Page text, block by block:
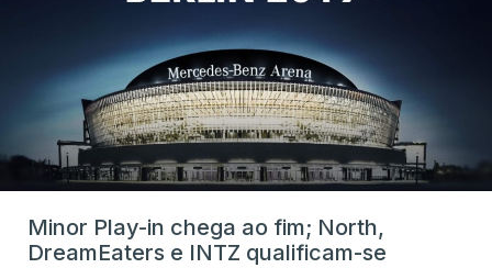
Minor Play-in chega ao fim; North,
DreamEaters e INTZ qualificam-se